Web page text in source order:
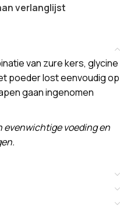
verlanglijst
van zure kers, glycine
poeder lost eenvoudig op
gaan ingenomen
evenwichtige voeding en